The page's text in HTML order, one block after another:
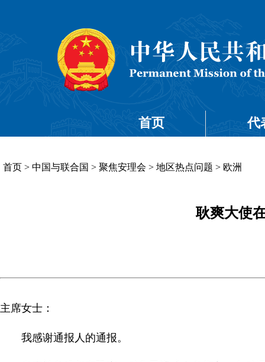
首页 代
首页 > 中国与联合国 > 聚焦安理会 > 地区热点问题 > 欧洲
耿爽大使
主席女士：
我感谢通报人的通报。